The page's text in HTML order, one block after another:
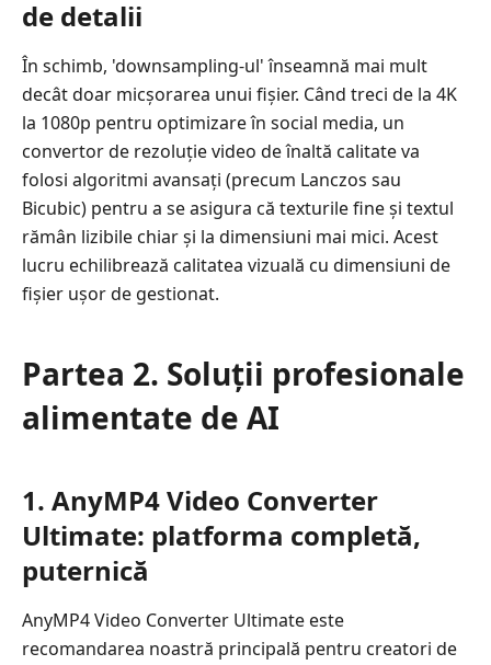
&
Partea
5.
Aplicații
mobile
pentru
editare
în
mișcare
Partea
Cum
să
alegi
pentru
nevoile
tale
Partea
7.
Ghid
de detalii
În schimb, 'downsampling-ul' înseamnă mai mult
decât doar micșorarea unui fișier. Când treci de la 4K
la 1080p pentru optimizare în social media, un
convertor de rezoluție video de înaltă calitate va
folosi algoritmi avansați (precum Lanczos sau
Bicubic) pentru a se asigura că texturile fine și textul
rămân lizibile chiar și la dimensiuni mai mici. Acest
lucru echilibrează calitatea vizuală cu dimensiuni de
fișier ușor de gestionat.
Partea 2. Soluții profesionale
alimentate de AI
1. AnyMP4 Video Converter
Ultimate: platforma completă,
puternică
AnyMP4 Video Converter Ultimate este
recomandarea noastră principală pentru creatori de